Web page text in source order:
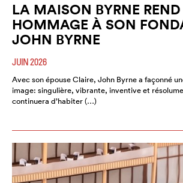
LA MAISON BYRNE REND
HOMMAGE À SON
JOHN BYRNE
JUIN 2026
Avec son épouse Claire, John Byrne a façonné
image: singulière, vibrante, inventive et
continuera d’habiter (…)